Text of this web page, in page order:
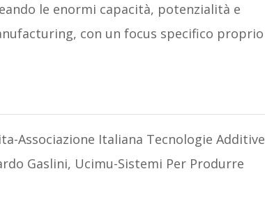
le enormi capacità, potenzialità e
con un focus specifico proprio
Associazione Italiana Tecnologie Additive
Gaslini, Ucimu-Sistemi Per Produrre